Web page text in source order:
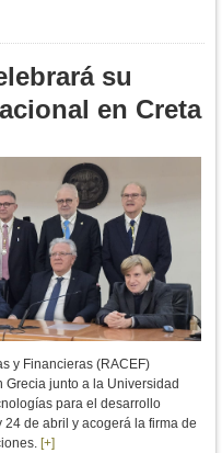
su
en Creta
y Financieras (RACEF)
Grecia junto a la Universidad
para el desarrollo
de abril y acogerá la firma de
[+]